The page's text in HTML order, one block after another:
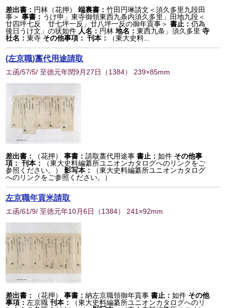
差出書： 円林（花押） 端裏書：竹田円琳請文＜須久多里九段田
事＞ 事書： うけ申」東寺御領東西九条内須久多里」田地九段＜
廿四坪七反 廿七坪一反」廿八坪一反の御年貢事＞書止：仍為
後日うけ文」の状如件 人名： 円林 地名：東西九条」須久多里 寺
社名：東寺 その他事項： 刊本： （東大史料...
(左京職)藁代用途請取
エ函/57/5/ 至徳元年閏9月27日 （1384） 239×85mm
差出書： （花押） 事書：請取藁代用途事書止：如件 その他事
項： 刊本：
（東大史料編纂所ユニオンカタログへのリンクをご
参照ください。）
影写本：
（東大史料編纂所ユニオンカタログ
へのリンクをご参照ください。）
左京職年貢米請取
エ函/61/9/ 至徳元年10月6日 （1384） 241×92mm
差出書： （花押） 事書：納左京職領御年貢事書止：如件 その他
事項： 左京職刊本：
（東大史料編纂所ユニオンカタログへのリ